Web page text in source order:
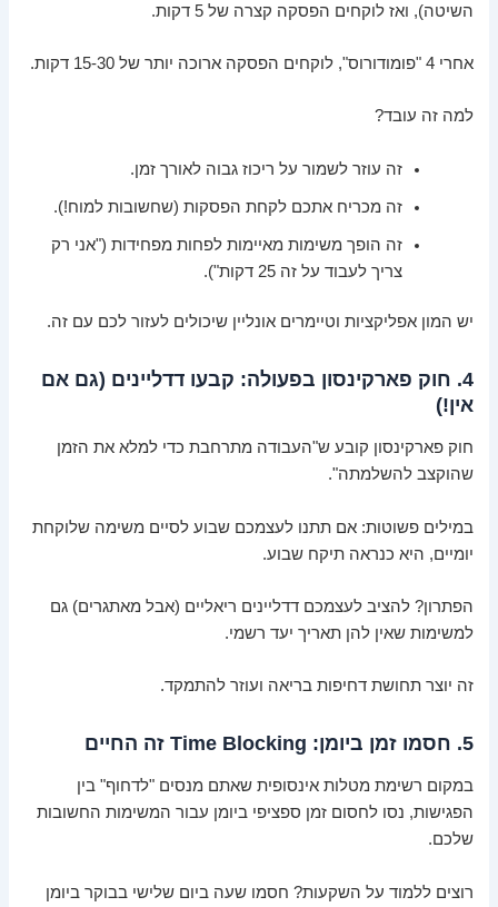
השיטה), ואז לוקחים הפסקה קצרה של 5 דקות.
אחרי 4 "פומודורוס", לוקחים הפסקה ארוכה יותר של 15-30 דקות.
למה זה עובד?
זה עוזר לשמור על ריכוז גבוה לאורך זמן.
זה מכריח אתכם לקחת הפסקות (שחשובות למוח!).
זה הופך משימות מאיימות לפחות מפחידות ("אני רק
צריך לעבוד על זה 25 דקות").
יש המון אפליקציות וטיימרים אונליין שיכולים לעזור לכם עם זה.
4. חוק פארקינסון בפעולה: קבעו דדליינים (גם אם
אין!)
חוק פארקינסון קובע ש"העבודה מתרחבת כדי למלא את הזמן
שהוקצב להשלמתה".
במילים פשוטות: אם תתנו לעצמכם שבוע לסיים משימה שלוקחת
יומיים, היא כנראה תיקח שבוע.
הפתרון? להציב לעצמכם דדליינים ריאליים (אבל מאתגרים) גם
למשימות שאין להן תאריך יעד רשמי.
זה יוצר תחושת דחיפות בריאה ועוזר להתמקד.
5. חסמו זמן ביומן: Time Blocking זה החיים
במקום רשימת מטלות אינסופית שאתם מנסים "לדחוף" בין
הפגישות, נסו לחסום זמן ספציפי ביומן עבור המשימות החשובות
שלכם.
רוצים ללמוד על השקעות? חסמו שעה ביום שלישי בבוקר ביומן